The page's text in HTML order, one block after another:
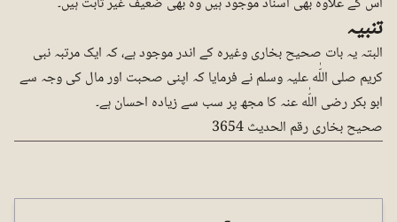
تنبیہ
البتہ یہ بات صحیح بخاری وغیرہ کے اندر موجود ہے، کہ ایک مرتبہ نبی
کریم صلی اللّٰه علیہ وسلم نے فرمایا کہ اپنی صحبت اور مال کی وجہ سے
ابو بکر رضی اللّٰه عنہ کا مجھ پر سب سے زیادہ احسان ہے۔
صحیح بخاری رقم الحدیث 3654